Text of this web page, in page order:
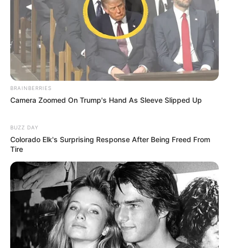
BRAINBERRIES
Camera Zoomed On Trump's Hand As Sleeve Slipped Up
BUZZ DAY
Colorado Elk's Surprising Response After Being Freed From
Tire